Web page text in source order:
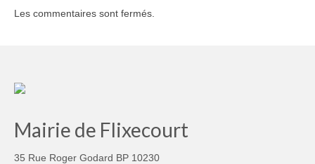
Les commentaires sont fermés.
Mairie de Flixecourt
35 Rue Roger Godard BP 10230